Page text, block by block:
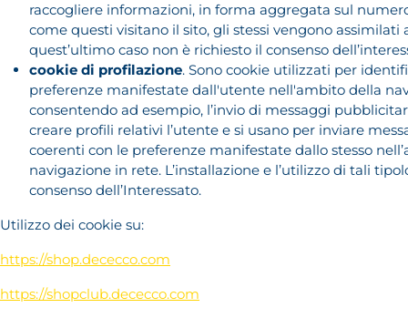
raccogliere informazioni, in forma aggregata sul
come questi visitano il sito, gli stessi vengono assimilati
quest’ultimo caso non è richiesto il consenso
cookie di profilazione. Sono cookie utilizzati per
preferenze manifestate dall'utente nell'ambito della
consentendo ad esempio, l’invio di messaggi
creare profili relativi l’utente e si usano per inviare
coerenti con le preferenze manifestate dallo stesso
navigazione in rete. L’installazione e l’utilizzo di tali
consenso dell’Interessato.
Utilizzo dei cookie su:
https://shop.dececco.com
https://shopclub.dececco.com